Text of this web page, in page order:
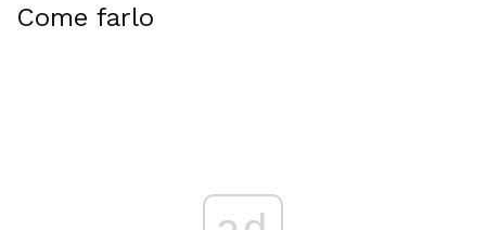
Come farlo